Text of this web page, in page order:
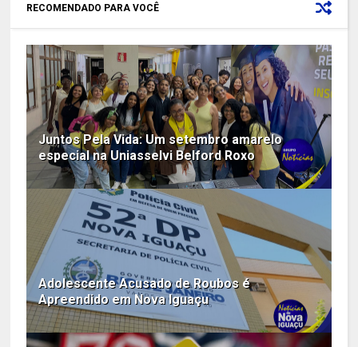
RECOMENDADO PARA VOCÊ
Juntos Pela Vida: Um setembro amarelo
especial na Uniasselvi Belford Roxo
Adolescente Acusado de Roubos é
Apreendido em Nova Iguaçu